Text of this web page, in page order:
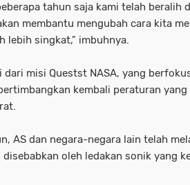
tahun saja kami telah beralih
membantu mengubah cara kita
lebih singkat," imbuhnya.
dari misi Questst NASA, yang
kembali peraturan
AS dan negara-negara lain telah
disebabkan oleh ledakan sonik yang